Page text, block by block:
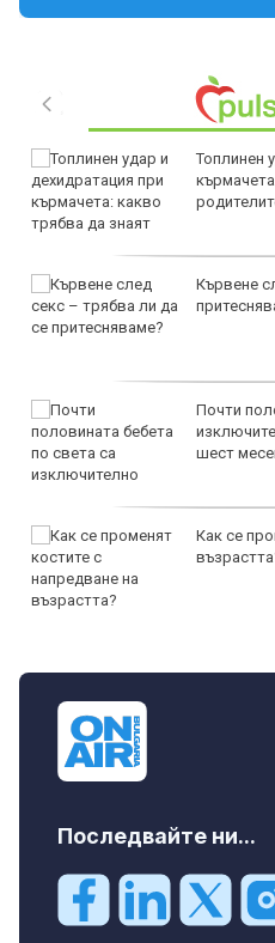
Топлинен
Кървене
Почти
шест
Как се
Последвайте ни...